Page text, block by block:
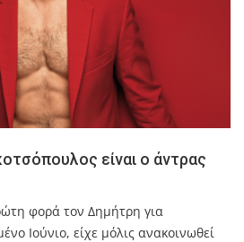
είναι ο άντρας
φορά τον Δημήτρη για
Ιούνιο, είχε μόλις ανακοινωθεί